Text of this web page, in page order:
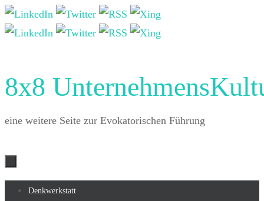
Zum
Inhalt
8x8
eine weitere Seite zur Evokatorischen Führung
Zum
Denkwerkstatt